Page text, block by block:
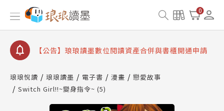
0
【公告】琅琅書店服務升級重要說明及資產合併結果
查詢
【公告】因 Readmoo 讀墨系統維護中，本站同步暫
【公告】琅琅讀墨數位閱讀資產合併與書櫃開通申請
【公告】琅琅讀墨 3 分鐘完成書櫃開通與資產合併申
請圖文教學
【公告】琅琅書店服務升級重要說明及資產合併結果
琅琅悅讀 琅琅讀墨 電子書 漫畫
戀愛故事
Switch Girl!!~變身指令~ (5)